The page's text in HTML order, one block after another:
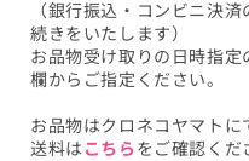
（銀行振込・コンビニ決
続きをいたします）
お品物受け取りの日時指
欄からご指定ください。
お品物はクロネコヤマトに
送料は こちらをご確認くだ